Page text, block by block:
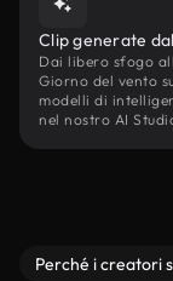
Clip generate
Dai libero sfogo
Giorno del vento
modelli di
nel nostro AI
Perché i creatori